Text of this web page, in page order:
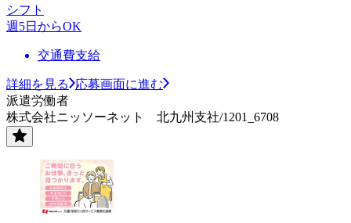
シフト
週5日からOK
交通費支給
詳細を見る
応募画面に進む
派遣労働者
株式会社ニッソーネット 北九州支社/1201_6708